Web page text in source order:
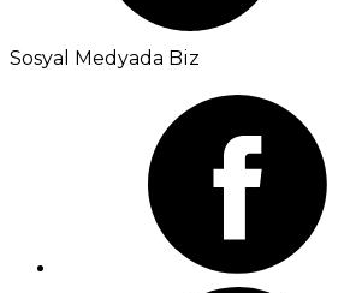
Sosyal Medyada Biz